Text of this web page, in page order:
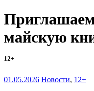
майскую
12+
01.05.2026 Новости, 12+